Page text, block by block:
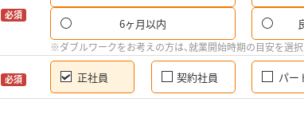
必須
6ヶ月以内
※ダブルワークをお考えの方は、就業開始時期の目安を選
必須 正社員 契約社員 パー